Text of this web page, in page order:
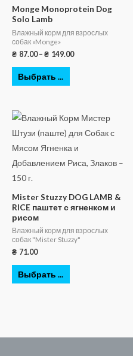
Monge Monoprotein Dog
Solo Lamb
Влажный корм для взрослых
собак «Monge»
₴ 87.00– ₴ 149.00
Выбрать ...
Mister Stuzzy DOG LAMB &
RICE паштет с ягненком и
рисом
Влажный корм для взрослых
собак "Mister Stuzzy"
₴ 71.00
Выбрать ...